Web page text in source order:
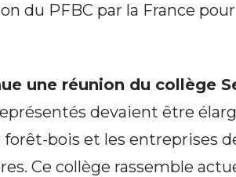
du PFBC par la France
une réunion du collège
devaient être
forêt-bois et les entreprises
Ce collège rassemble